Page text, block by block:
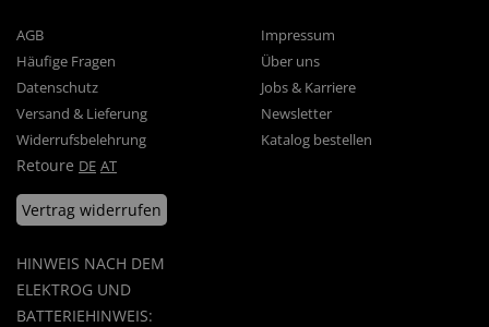
AGB
Häufige Fragen
Datenschutz
Versand & Lieferung
Widerrufsbelehrung
Retoure DE AT
Vertrag widerrufen
HINWEIS NACH DEM
ELEKTROG UND
BATTERIEHINWEIS:
Impressum
Über uns
Jobs & Karriere
Newsletter
Katalog bestellen